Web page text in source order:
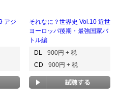
アジ
それなに？世界史 Vol.10 近世
ヨーロッパ後期・最強国家バ
トル編
DL
900円 + 税
CD
900円 + 税